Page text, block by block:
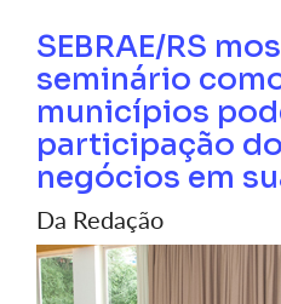
SEBRAE/RS
seminário
municípios
participação
negócios em
Da Redação